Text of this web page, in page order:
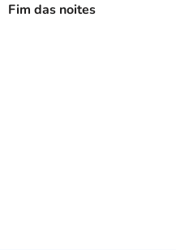
Fim das noites